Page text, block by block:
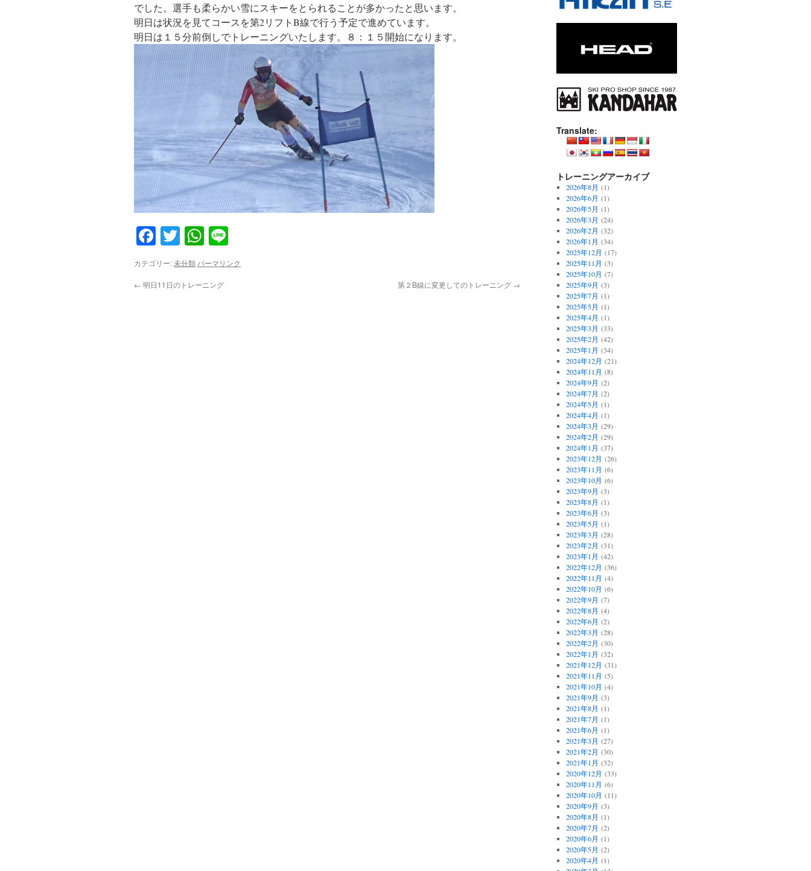
でした。選手も柔らかい雪にスキーをとられることが多かったと思います。
明日は状況を見てコースを第2リフトB線で行う予定で進めています。
明日は１５分前倒しでトレーニングいたします。８：１５開始になります。
Facebook
TwitterWhatsApp
カテゴリー:未分類パーマリンク
← 明日11日のトレーニング 第２B線に変更してのトレーニング →
Translate:
トレーニングアーカイブ
2026年8月 (1)
2026年6月 (1)
2026年5月 (1)
2026年3月 (24)
2026年2月 (32)
2026年1月 (34)
2025年12月 (17)
2025年11月 (3)
2025年10月 (7)
2025年9月 (3)
2025年7月 (1)
2025年5月 (1)
2025年4月 (1)
2025年3月 (33)
2025年2月 (42)
2025年1月 (34)
2024年12月 (21)
2024年11月 (8)
2024年9月 (2)
2024年7月 (2)
2024年5月 (1)
2024年4月 (1)
2024年3月 (29)
2024年2月 (29)
2024年1月 (37)
2023年12月 (26)
2023年11月 (6)
2023年10月 (6)
2023年9月 (3)
2023年8月 (1)
2023年6月 (3)
2023年5月 (1)
2023年3月 (28)
2023年2月 (31)
2023年1月 (42)
2022年12月 (36)
2022年11月 (4)
2022年10月 (6)
2022年9月 (7)
2022年8月 (4)
2022年6月 (2)
2022年3月 (28)
2022年2月 (30)
2022年1月 (32)
2021年12月 (31)
2021年11月 (5)
2021年10月 (4)
2021年9月 (3)
2021年8月 (1)
2021年7月 (1)
2021年6月 (1)
2021年3月 (27)
2021年2月 (30)
2021年1月 (32)
2020年12月 (33)
2020年11月 (6)
2020年10月 (11)
2020年9月 (3)
2020年8月 (1)
2020年7月 (2)
2020年6月 (1)
2020年5月 (2)
2020年4月 (1)